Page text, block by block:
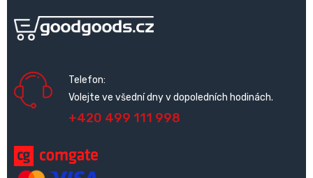
Telefon:
Volejte ve všední dny v dopoledních hodinách.
+420 499 111 998